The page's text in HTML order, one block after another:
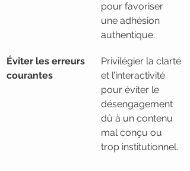
pour favoriser
une adhésion
authentique.
Éviter les erreurs
courantes
Privilégier la clarté
et l’interactivité
pour éviter le
désengagement
dû à un contenu
mal conçu ou
trop institutionnel.